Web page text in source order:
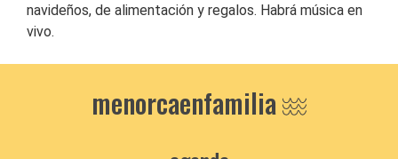
navideños, de alimentación y regalos. Habrá música en
vivo.
menorcaenfamilia